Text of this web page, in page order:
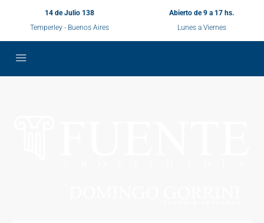
14 de Julio 138
Temperley - Buenos Aires
Abierto de 9 a 17 hs.
Lunes a Viernes